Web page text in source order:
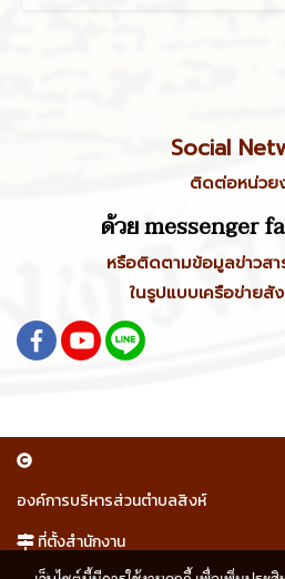
Social
ติดต่อหน่วย
ด้วย messenger
หรือติดตามข้อมูลข่าวส
ในรูปแบบเครือข่ายสั
องค์การบริหารส่วนตำบลสิงห์
ที่ตั้งสำนักงาน